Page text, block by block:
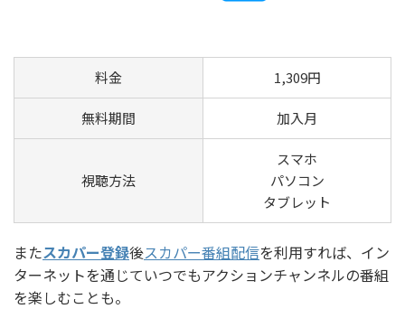
料金 1,309円
無料期間 加入月
視聴方法
スマホ
パソコン
タブレット
またスカパー登録後スカパー番組配信を利用すれば、イン
ターネットを通じていつでもアクションチャンネルの番組
を楽しむことも。